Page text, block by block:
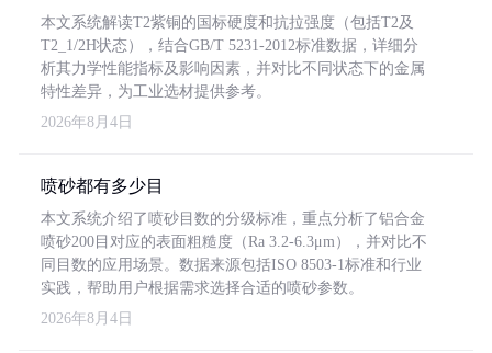
本文系统解读T2紫铜的国标硬度和抗拉强度（包括T2及
T2_1/2H状态），结合GB/T 5231-2012标准数据，详细分
析其力学性能指标及影响因素，并对比不同状态下的金属
特性差异，为工业选材提供参考。
2026年8月4日
喷砂都有多少目
本文系统介绍了喷砂目数的分级标准，重点分析了铝合金
喷砂200目对应的表面粗糙度（Ra 3.2-6.3μm），并对比不
同目数的应用场景。数据来源包括ISO 8503-1标准和行业
实践，帮助用户根据需求选择合适的喷砂参数。
2026年8月4日